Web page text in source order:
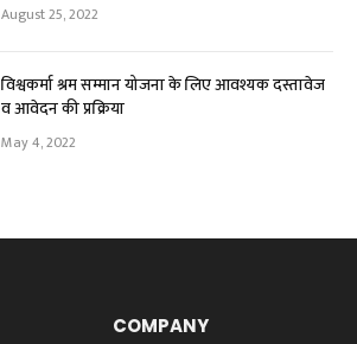
August 25, 2022
विश्वकर्मा श्रम सम्मान योजना के लिए आवश्यक दस्तावेज
व आवेदन की प्रक्रिया
May 4, 2022
COMPANY